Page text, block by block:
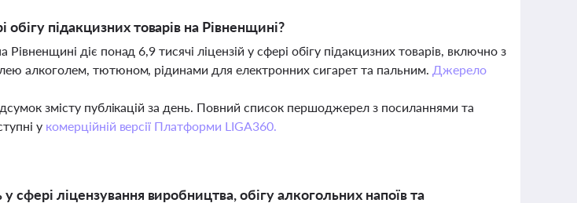
обігу підакцизних товарів на Рівненщині?
діє понад 6,9 тисячі ліцензій у сфері обігу підакцизних товарів, включно з
алкоголем, тютюном, рідинами для електронних сигарет та пальним. Джерело
змісту публікацій за день. Повний список першоджерел з посиланнями та
у комерційній версії Платформи LIGA360.
сфері ліцензування виробництва, обігу алкогольних напоїв та